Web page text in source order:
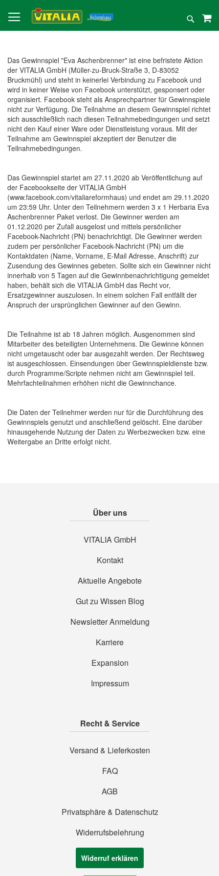
zum
Inhalt
Suche
Das Gewinnspiel "Eva Aschenbrenner" ist eine befristete Aktion
der VITALIA GmbH (Müller-zu-Bruck-Straße 3, D-83052
Bruckmühl) und steht in keinerlei Verbindung zu Facebook und
wird in keiner Weise von Facebook unterstützt, gesponsert oder
organisiert. Facebook steht als Ansprechpartner für Gewinnspiele
nicht zur Verfügung. Die Teilnahme an diesem Gewinnspiel richtet
sich ausschließlich nach diesen Teilnahmebedingungen und setzt
nicht den Kauf einer Ware oder Dienstleistung voraus. Mit der
Teilnahme am Gewinnspiel akzeptiert der Benutzer die
Teilnahmebedingungen.
Das Gewinnspiel startet am 27.11.2020 ab Veröffentlichung auf
der Facebookseite der VITALIA GmbH
(www.facebook.com/vitaliareformhaus) und endet am 29.11.2020
um 23:59 Uhr. Unter den Teilnehmern werden 3 x 1 Herbaria Eva
Aschenbrenner Paket verlost. Die Gewinner werden am
01.12.2020 per Zufall ausgelost und mittels persönlicher
Facebook-Nachricht (PN) benachrichtigt. Die Gewinner werden
zudem per persönlicher Facebook-Nachricht (PN) um die
Kontaktdaten (Name, Vorname, E-Mail Adresse, Anschrift) zur
Zusendung des Gewinnes gebeten. Sollte sich ein Gewinner nicht
innerhalb von 5 Tagen auf die Gewinnbenachrichtigung gemeldet
haben, behält sich die VITALIA GmbH das Recht vor,
Ersatzgewinner auszulosen. In einem solchen Fall entfällt der
Anspruch der ursprünglichen Gewinner auf den Gewinn.
Die Teilnahme ist ab 18 Jahren möglich. Ausgenommen sind
Mitarbeiter des beteiligten Unternehmens. Die Gewinne können
nicht umgetauscht oder bar ausgezahlt werden. Der Rechtsweg
ist ausgeschlossen. Einsendungen über Gewinnspieldienste bzw.
durch Programme/Scripte nehmen nicht am Gewinnspiel teil.
Mehrfachteilnahmen erhöhen nicht die Gewinnchance.
Die Daten der Teilnehmer werden nur für die Durchführung des
Gewinnspiels genutzt und anschließend gelöscht. Eine darüber
hinausgehende Nutzung der Daten zu Werbezwecken bzw. eine
Weitergabe an Dritte erfolgt nicht.
Über uns
VITALIA GmbH
Kontakt
Aktuelle Angebote
Gut zu Wissen Blog
Newsletter Anmeldung
Karriere
Expansion
Impressum
Recht & Service
Versand & Lieferkosten
FAQ
AGB
Privatsphäre & Datenschutz
Widerrufsbelehrung
Widerruf erklären